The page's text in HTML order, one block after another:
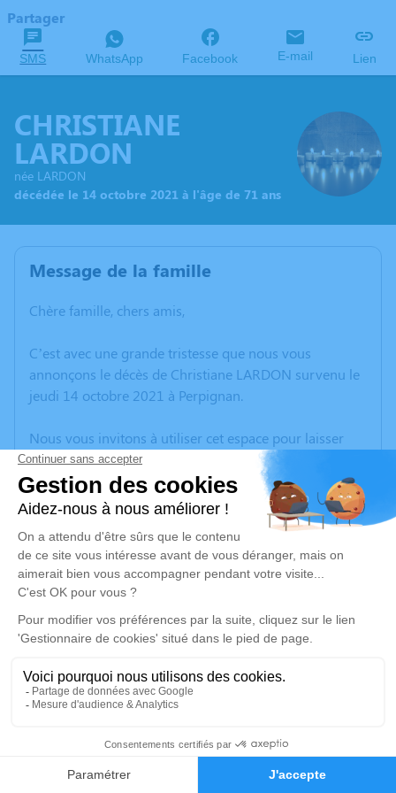
Faire-part Hommages
Partager
SMS WhatsApp Facebook E-mail Lien
CHRISTIANE
LARDON
née LARDON
décédée le 14 octobre 2021 à l'âge de 71 ans
Message de la famille
Chère famille, chers amis,
C’est avec une grande tristesse que nous vous
annonçons le décès de Christiane LARDON survenu le
jeudi 14 octobre 2021 à Perpignan.
Nous vous invitons à utiliser cet espace pour laisser
vos condoléances, partager des photos souvenirs, une
anecdote ou exprimer vos pensées à travers des
poèmes ou des textes. Cet endroit est un lieu
d'expression dédié à honorer la mémoire de Christiane
LARDON.
Un service de plantation d’arbre hommage est
disponible ici
Cérémonie religieuse
Église de Palau-Del-Vidre
66690 Palau-Del-Vidre